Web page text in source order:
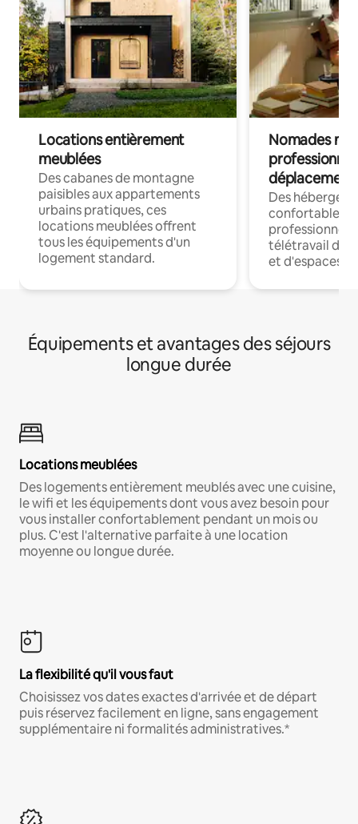
Locations entièrement
meublées
Des cabanes de montagne
paisibles aux appartements
urbains pratiques, ces
locations meublées offrent
tous les équipements d'un
logement standard.
Nomades
déplacement
Des
confortables
professionnels
télétravail
et d'espaces
Équipements et avantages des séjours
longue durée
Locations meublées
Des logements entièrement meublés avec une cuisine,
le wifi et les équipements dont vous avez besoin pour
vous installer confortablement pendant un mois ou
plus. C'est l'alternative parfaite à une location
moyenne ou longue durée.
La flexibilité qu'il vous faut
Choisissez vos dates exactes d'arrivée et de départ
puis réservez facilement en ligne, sans engagement
supplémentaire ni formalités administratives.*